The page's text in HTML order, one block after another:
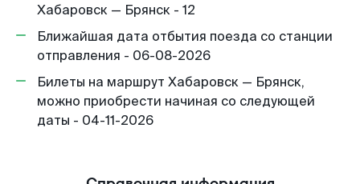
Хабаровск — Брянск - 12
Ближайшая дата отбытия поезда со станции
отправления - 06-08-2026
Билеты на маршрут Хабаровск — Брянск,
можно приобрести начиная со следующей
даты - 04-11-2026